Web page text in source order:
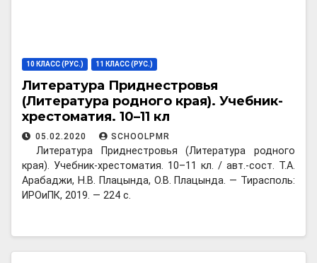
10 КЛАСС (РУС.) 11 КЛАСС (РУС.)
Литература Приднестровья
(Литература родного края). Учебник-
хрестоматия. 10–11 кл
05.02.2020 SCHOOLPMR
Литература Приднестровья (Литература родного
края). Учебник-хрестоматия. 10–11 кл. / авт.-сост. Т.А.
Арабаджи, Н.В. Плацында, О.В. Плацында. — Тирасполь:
ИРОиПК, 2019. — 224 с.